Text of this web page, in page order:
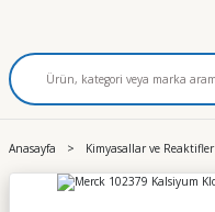
Anasayfa Kimyasallar ve Reaktifler